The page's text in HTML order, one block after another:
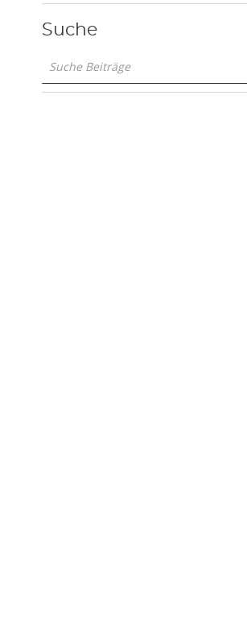
Suche
Beiträge